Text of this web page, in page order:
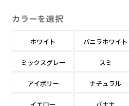
カラーを選択
ホワイト バニラホワイト
ミックスグレー スミ
アイボリー ナチュラル
購入時の案内に沿って入稿し
対応ファイル：AI／PSDフ
入稿（AI／PSD）（要画像
］
弊社よりJPG画像をお送り
名入れ［+999円］
文字のみの名入れが可能で
スリム
飾る場所に対して、標準サイ
感じる場合や、立てる本数を
ちらです。
スリム
飾る場所に対して、標準サイ
感じる場合や、立てる本数を
ちらです。
上左チチと
ハトメ右下
上右チチと
ハトメ左下
ハトメ上4つ
（+1営業日）
ハトメ上下4つ
（+1営業日）
1本（2分割）の